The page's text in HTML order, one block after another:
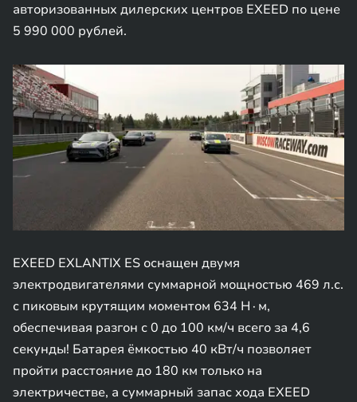
авторизованных дилерских центров EXEED по цене
5 990 000 рублей.
EXEED EXLANTIX ES оснащен двумя
электродвигателями суммарной мощностью 469 л.с.
с пиковым крутящим моментом 634 Н∙м,
обеспечивая разгон с 0 до 100 км/ч всего за 4,6
секунды! Батарея ёмкостью 40 кВт/ч позволяет
пройти расстояние до 180 км только на
электричестве, а суммарный запас хода EXEED